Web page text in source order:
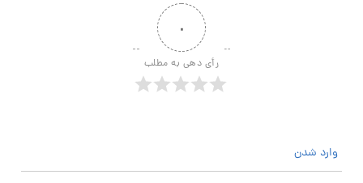
۰
رأی دهی به مطلب
وارد شدن